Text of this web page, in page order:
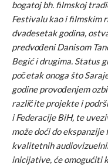
bogatoj bh. filmskoj
Festivalu kao i filmskim
dvadesetak godina,
predvođeni Danisom
Begić i drugima. Status
početak onoga što
godine provođenjem
različite projekte i
i Federacije BiH, te
može doći do
kvalitetnih
inicijative, će omogućiti